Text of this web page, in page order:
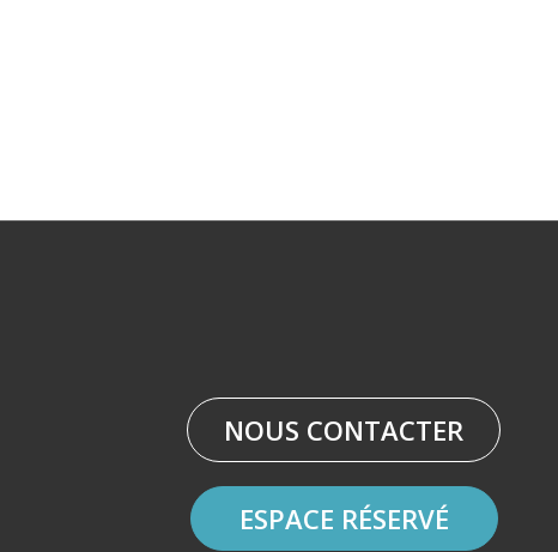
NOUS CONTACTER
ESPACE RÉSERVÉ